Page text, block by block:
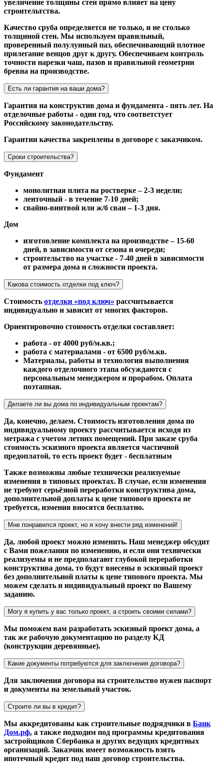
увеличение толщины стен прямо влияет на цену
строительтства.
Качество сруба определяется не только, и не столько
толщиной стен. Мы используем правильный,
проверенный полулунный паз, обеспечивающий плотное
прилегание венцов друг к другу. Обеспечиваем контроль
точности нарезки чаш, пазов и правильной геометрии
бревна на производстве.
Есть ли гарантия на ваши дома?
Гарантия на конструктив дома и фундамента - пять лет. На
отделочные работы - один год, что соответстует
Российскому законодательству.
Гарантии качества закреплены в договоре с заказчиком.
Сроки строительства?
Фундамент
монолитная плита на ростверке – 2-3 недели;
ленточный - в течение 7-10 дней;
свайно-винтвой или ж/б сваи – 1-3 дня.
Дом
изготовление комплекта на производстве – 15-60
дней, в зависимости от сезона и очереди;
строительство на участке - 7-40 дней в зависимости
от размера дома и сложности проекта.
Какова стоимость отделки под ключ?
Стоимость отделки «под ключ» рассчитывается
индивидуально и зависит от многих факторов.
Ориентировочно стоимость отделки составляет:
работа - от 4000 руб/м.кв.;
работа с материалами - от 6500 руб/м.кв.
Материалы, работы и технология выполнения
каждого отделочного этапа обсуждаются с
персональным менеджером и прорабом. Оплата
поэтапная.
Делаете ли вы дома по индивидуальным проектам?
Да, конечно, делаем. Стоимость изготовления дома по
индивидуальному проекту рассчитывается исходя из
метража с учетом летних помещений. При заказе сруба
стоимость эскизного проекта является частичной
предоплатой, то есть проект будет - бесплатным
Также возможны любые технически реализуемые
изменения в типовых проектах. В случае, если изменения
не требуют серьёзной переработки конструктива дома,
дополнительной доплаты к цене типового проекта не
требуется, измения вносятся бесплатно.
Мне понравился проект, но я хочу внести ряд изменений!
Да, любой проект можно изменить. Наш менеджер обсудит
с Вами пожелания по изменению, и если они технически
реализуемы и не предполагают глубокой переработки
конструктива дома, то будут внесены в эскизный проект
без дополнительной платы к цене типового проекта. Мы
можем сделать и индивидуальный проект по Вашему
заданию.
Могу я купить у вас только проект, а строить своими силами?
Мы поможем вам разработать эскизный проект дома, а
так же рабочую документацию по разделу КД
(конструкции деревянные).
Какие документы потребуются для заключения договора?
Для заключения договора на строительство нужен паспорт
и документы на земельный участок.
Строите ли вы в кредит?
Мы аккредитованы как строительные подрядчики в Банк
Дом.рф, а также подходим под программы кредитования
застройщиков Сбербанка и других ведущих кредитных
организаций. Заказчик имеет возможность взять
ипотечный кредит под наш договор строительства.